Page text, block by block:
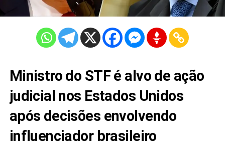
Ministro do STF é alvo de ação
judicial nos Estados Unidos
após decisões envolvendo
influenciador brasileiro